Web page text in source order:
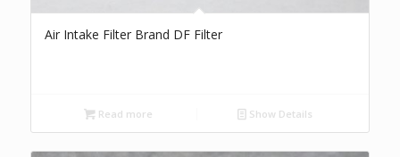
Air Intake Filter Brand DF Filter
Read more Show Details